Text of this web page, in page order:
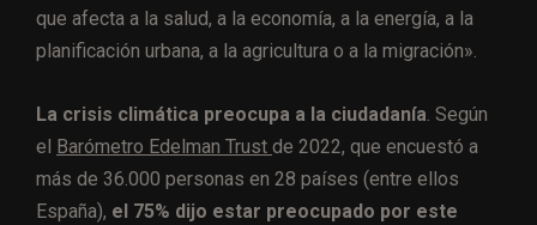
que afecta a la salud, a la economía, a la energía, a la
planificación urbana, a la agricultura o a la migración».
La crisis climática preocupa a la ciudadanía. Según
el
Barómetro Edelman Trust de 2022, que encuestó a
más de 36.000 personas en 28 países (entre ellos
España), el 75% dijo estar preocupado por este